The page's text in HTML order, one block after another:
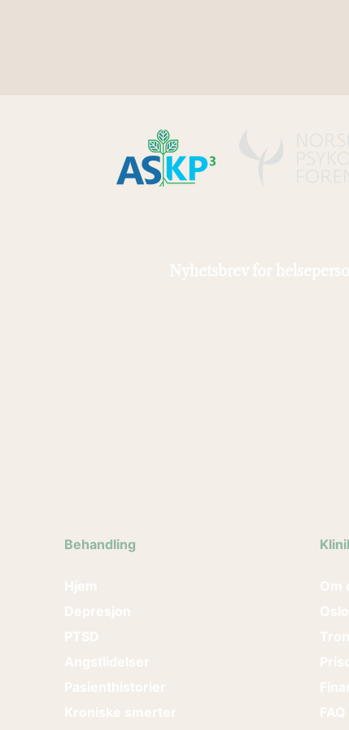
Nyhetsbrev for
Behandling
Hjem
Depresjon
PTSD
Angstlidelser
Pasienthistorier
Kroniske smerter
Om
Oslo
FAQ